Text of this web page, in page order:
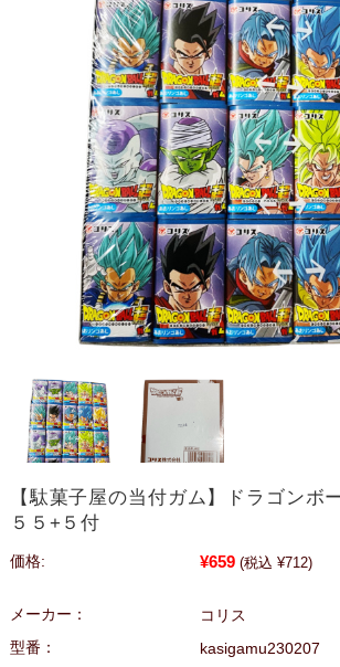
【駄菓子屋の当付ガム】ドラゴンボ
５５+５付
価格: ¥659 (税込 ¥712)
メーカー：
コリス
型番：
kasigamu230207